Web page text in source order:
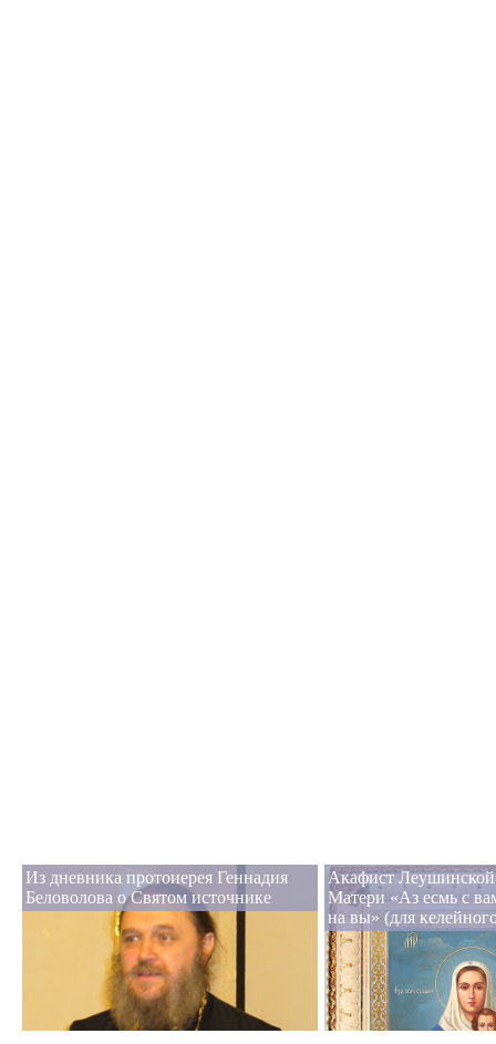
Из дневника протоиерея Геннадия
Беловолова о Святом источнике
Акафист
Матери «Аз есмь с
на вы» (для